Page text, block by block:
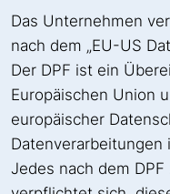
Das Unternehmen
nach dem „EU-US
Der DPF ist ein
Europäischen Union
europäischer
Datenverarbeitungen
Jedes nach dem